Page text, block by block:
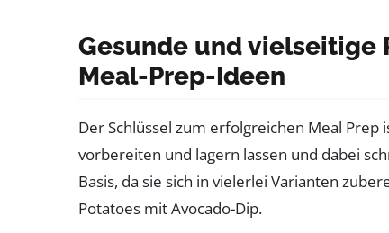
Gesunde und vielseitige
Meal-Prep-Ideen
Der Schlüssel zum erfolgreichen Meal Prep
vorbereiten und lagern lassen und dabei
Basis, da sie sich in vielerlei Varianten
Potatoes mit Avocado-Dip.